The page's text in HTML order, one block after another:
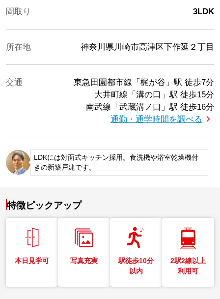
間取り 3LDK
所在地 神奈川県川崎市高津区下作延２丁目
交通 東急田園都市線「梶が谷」駅 徒歩7分
大井町線「溝の口」駅 徒歩15分
南武線「武蔵溝ノ口」駅 徒歩16分
通勤・通学時間を調べる
LDKには対面式キッチン採用。食洗機や浴室乾燥機付
きの新築戸建です。
特徴ピックアップ
本日見学可 写真充実
駅徒歩10分
以内
2駅2線以上
利用可